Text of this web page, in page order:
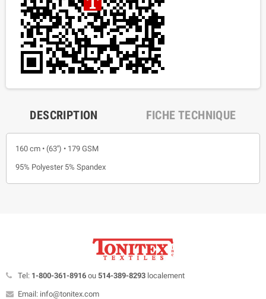
DESCRIPTION FICHE TECHNIQUE
160 cm • (63'') • 179 GSM
95% Polyester 5% Spandex
Tel: 1-800-361-8916 ou 514-389-8293 localement
Email: info@tonitex.com